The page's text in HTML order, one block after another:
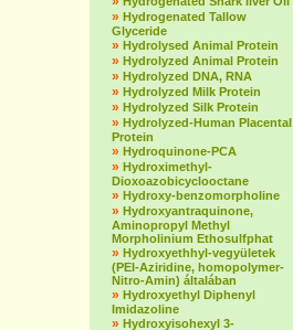
» Hydrogenated Tallow
Glyceride
» Hydrolysed Animal Protein
» Hydrolyzed Animal Protein
» Hydrolyzed DNA, RNA
» Hydrolyzed Milk Protein
» Hydrolyzed Silk Protein
» Hydrolyzed-Human Placental
Protein
» Hydroquinone-PCA
» Hydroximethyl-
Dioxoazobicyclooctane
» Hydroxy-benzomorpholine
» Hydroxyantraquinone,
Aminopropyl Methyl
Morpholinium Ethosulfphat
» Hydroxyethhyl-vegyületek
(PEI-Aziridine, homopolymer-
Nitro-Amin) általában
» Hydroxyethyl Diphenyl
Imidazoline
» Hydroxyisohexyl 3-